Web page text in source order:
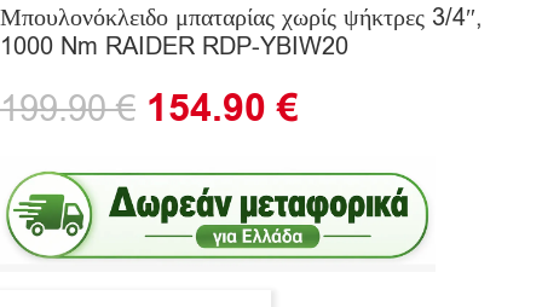
Μπουλονόκλειδο μπαταρίας χωρίς ψήκτρες 3/4″,
1000 Nm RAIDER RDP-YBIW20
199.90€ 154.90€